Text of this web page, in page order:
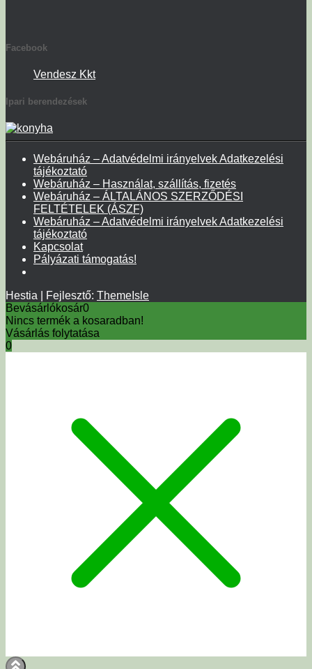
Facebook
Vendesz Kkt
Ipari berendezések
Webáruház – Adatvédelmi irányelvek Adatkezelési
tájékoztató
Webáruház – Használat, szállítás, fizetés
Webáruház – ÁLTALÁNOS SZERZŐDÉSI
FELTÉTELEK (ÁSZF)
Webáruház – Adatvédelmi irányelvek Adatkezelési
tájékoztató
Kapcsolat
Pályázati támogatás!
Hestia | Fejlesztő: ThemeIsle
Bevásárlókosár0
Nincs termék a kosaradban!
Vásárlás folytatása
0